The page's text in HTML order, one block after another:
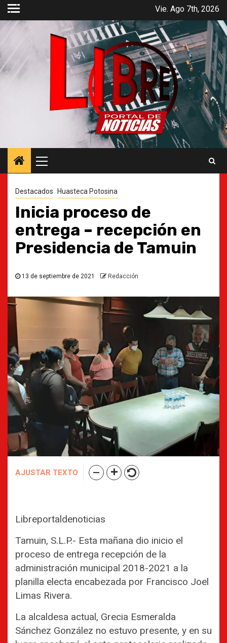
Saltar
contenido
Vie. Ago 7th, 2026
principal
Destacados Huasteca Potosina
Inicia proceso de
entrega – recepción en
Presidencia de Tamuin
13 de septiembre de 2021 Redacción
AJUSTAR TEXTO
Libreportaldenoticias
Tamuin, S.L.P.- Esta mañana dio inicio el
proceso de entrega recepción de la
administración municipal 2018-2021 a la
planilla electa encabezada por Francisco Joel
Limas Rivera.
La alcaldesa actual, Grecia Esmeralda
Sánchez González no estuvo presente, y en su